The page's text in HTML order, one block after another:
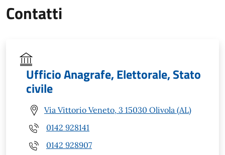
Contatti
Ufficio Anagrafe, Elettorale, Stato
civile
Via Vittorio Veneto, 3 15030 Olivola (AL)
0142 928141
0142 928907